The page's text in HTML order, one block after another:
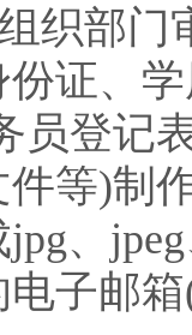
织部
证、
员登记
等)制
、
子邮